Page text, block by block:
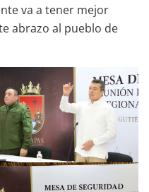
va a tener mejor
abrazo al pueblo de